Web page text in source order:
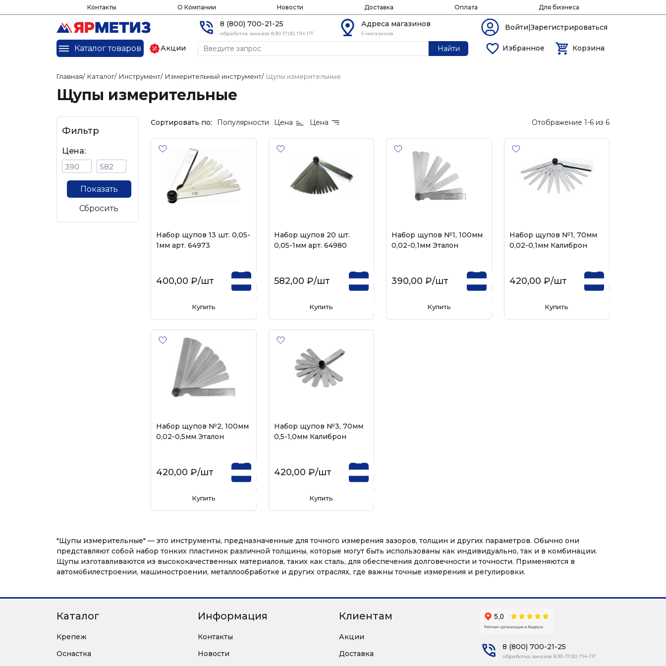
Контакты О Компании Новости Доставка Оплата Для бизнеса
8 (800) 700-21-25
обработка заказов 8:30-17:00, ПН-ПТ
Адреса магазинов
5 магазинов
Войти|Зарегистрироваться
Каталог товаров Акции Найти Избранное Корзина
Главная/ Каталог/ Инструмент/ Измерительный инструмент/ Щупы измерительные
Щупы измерительные
Фильтр
Цена:
Показать
Сбросить
Сортировать по: Популярности Цена Цена Отображение 1-6 из 6
Набор щупов 13 шт. 0,05-
1мм арт. 64973
400,00 ₽/шт
Купить
Набор щупов 20 шт.
0,05-1мм арт. 64980
582,00 ₽/шт
Купить
Набор щупов №1, 100мм
0,02-0,1мм Эталон
390,00 ₽/шт
Купить
Набор щупов №1, 70мм
0,02-0,1мм Калиброн
420,00 ₽/шт
Купить
Набор щупов №2, 100мм
0,02-0,5мм Эталон
420,00 ₽/шт
Купить
Набор щупов №3, 70мм
0,5-1,0мм Калиброн
420,00 ₽/шт
Купить
"Щупы измерительные" — это инструменты, предназначенные для точного измерения зазоров, толщин и других параметров. Обычно они
представляют собой набор тонких пластинок различной толщины, которые могут быть использованы как индивидуально, так и в комбинации.
Щупы изготавливаются из высококачественных материалов, таких как сталь, для обеспечения долговечности и точности. Применяются в
автомобилестроении, машиностроении, металлообработке и других отраслях, где важны точные измерения и регулировки.
Каталог
Крепеж
Оснастка
Информация
Контакты
Новости
Клиентам
Акции
Доставка
8 (800) 700-21-25
обработка заказов 8:30-17:00, ПН-ПТ